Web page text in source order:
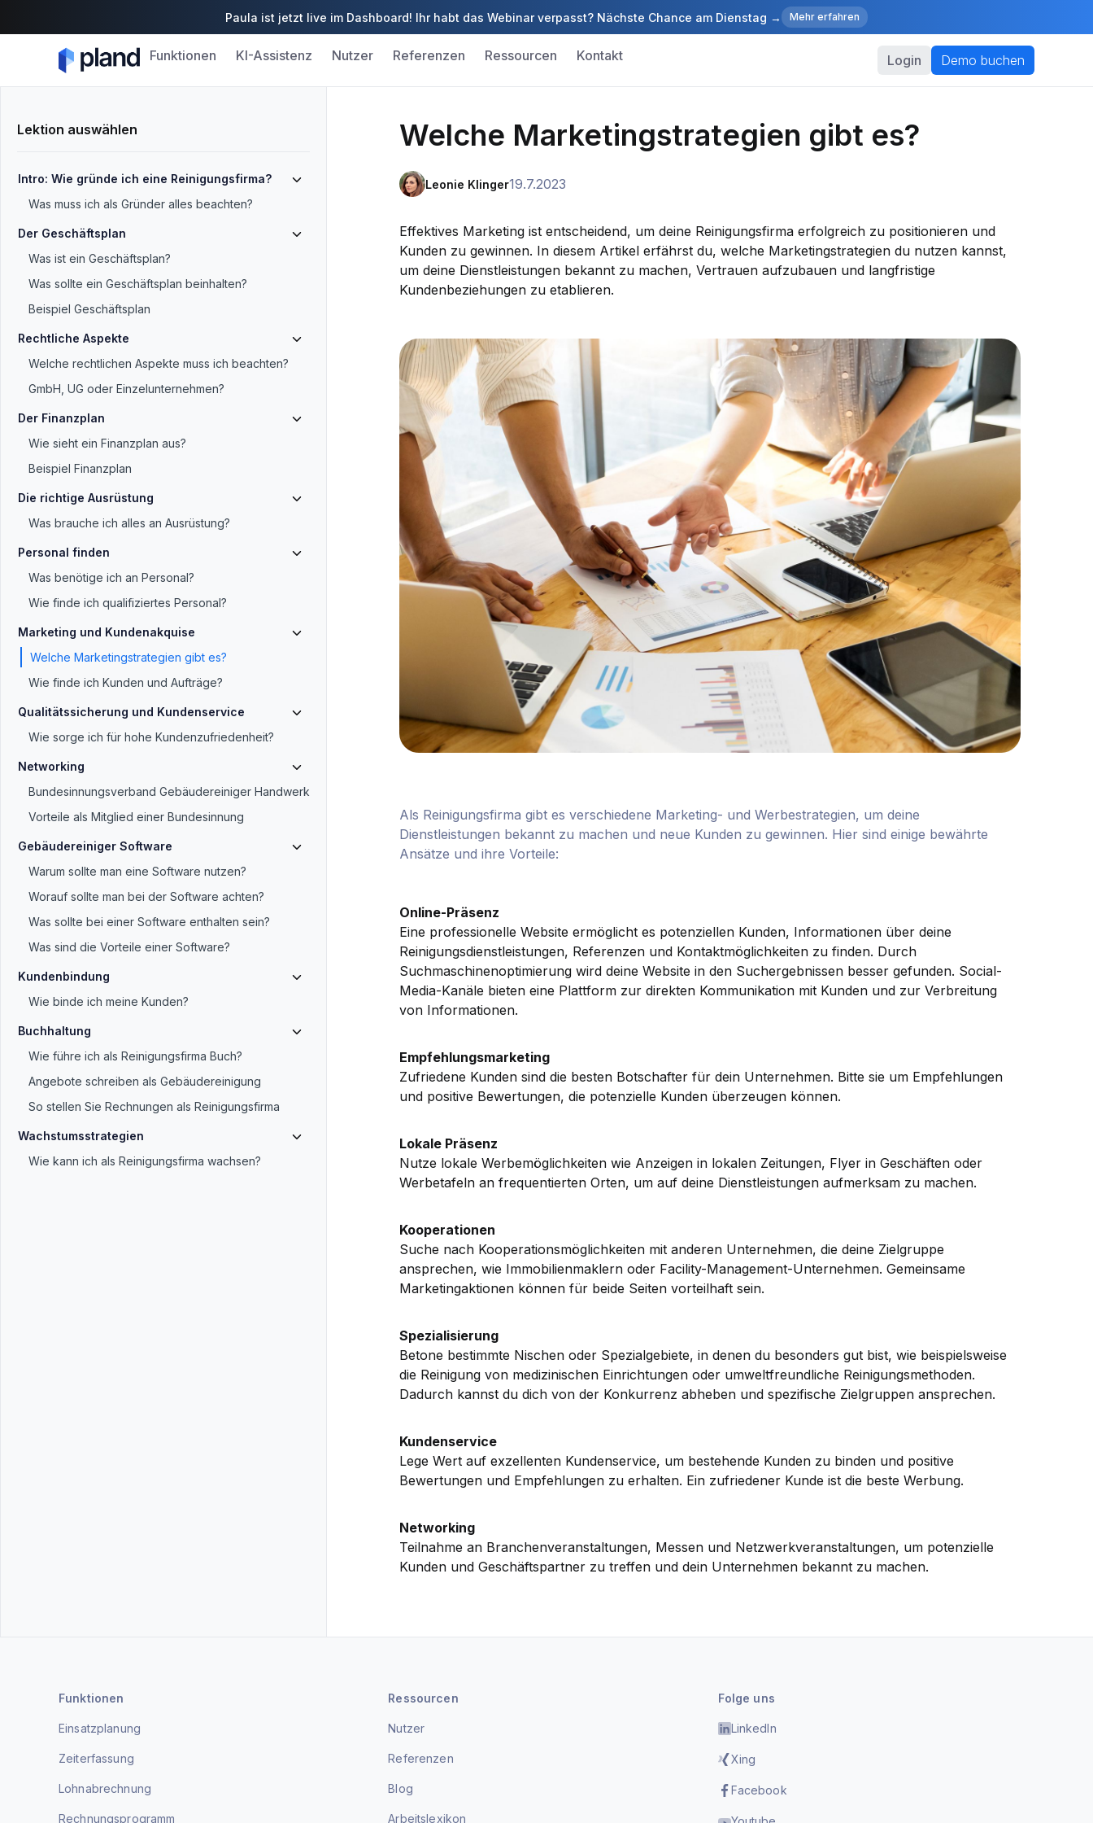
Paula ist jetzt live im Dashboard! Ihr habt das Webinar verpasst? Nächste Chance am Dienstag → Mehr erfahren
Funktionen KI-Assistenz Nutzer Referenzen Ressourcen Kontakt Login Demo buchen
Lektion auswählen
Intro: Wie gründe ich eine Reinigungsfirma?
Was muss ich als Gründer alles beachten?
Der Geschäftsplan
Was ist ein Geschäftsplan?
Was sollte ein Geschäftsplan beinhalten?
Beispiel Geschäftsplan
Rechtliche Aspekte
Welche rechtlichen Aspekte muss ich beachten?
GmbH, UG oder Einzelunternehmen?
Der Finanzplan
Wie sieht ein Finanzplan aus?
Beispiel Finanzplan
Die richtige Ausrüstung
Was brauche ich alles an Ausrüstung?
Personal finden
Was benötige ich an Personal?
Wie finde ich qualifiziertes Personal?
Marketing und Kundenakquise
Welche Marketingstrategien gibt es?
Wie finde ich Kunden und Aufträge?
Qualitätssicherung und Kundenservice
Wie sorge ich für hohe Kundenzufriedenheit?
Networking
Bundesinnungsverband Gebäudereiniger Handwerk
Vorteile als Mitglied einer Bundesinnung
Gebäudereiniger Software
Warum sollte man eine Software nutzen?
Worauf sollte man bei der Software achten?
Was sollte bei einer Software enthalten sein?
Was sind die Vorteile einer Software?
Kundenbindung
Wie binde ich meine Kunden?
Buchhaltung
Wie führe ich als Reinigungsfirma Buch?
Angebote schreiben als Gebäudereinigung
So stellen Sie Rechnungen als Reinigungsfirma
Wachstumsstrategien
Wie kann ich als Reinigungsfirma wachsen?
Welche Marketingstrategien gibt es?
Leonie Klinger19.7.2023
Effektives Marketing ist entscheidend, um deine Reinigungsfirma erfolgreich zu positionieren und
Kunden zu gewinnen. In diesem Artikel erfährst du, welche Marketingstrategien du nutzen kannst,
um deine Dienstleistungen bekannt zu machen, Vertrauen aufzubauen und langfristige
Kundenbeziehungen zu etablieren.
Als Reinigungsfirma gibt es verschiedene Marketing- und Werbestrategien, um deine
Dienstleistungen bekannt zu machen und neue Kunden zu gewinnen. Hier sind einige bewährte
Ansätze und ihre Vorteile:
Online-Präsenz
Eine professionelle Website ermöglicht es potenziellen Kunden, Informationen über deine
Reinigungsdienstleistungen, Referenzen und Kontaktmöglichkeiten zu finden. Durch
Suchmaschinenoptimierung wird deine Website in den Suchergebnissen besser gefunden. Social-
Media-Kanäle bieten eine Plattform zur direkten Kommunikation mit Kunden und zur Verbreitung
von Informationen.
Empfehlungsmarketing
Zufriedene Kunden sind die besten Botschafter für dein Unternehmen. Bitte sie um Empfehlungen
und positive Bewertungen, die potenzielle Kunden überzeugen können.
Lokale Präsenz
Nutze lokale Werbemöglichkeiten wie Anzeigen in lokalen Zeitungen, Flyer in Geschäften oder
Werbetafeln an frequentierten Orten, um auf deine Dienstleistungen aufmerksam zu machen.
Kooperationen
Suche nach Kooperationsmöglichkeiten mit anderen Unternehmen, die deine Zielgruppe
ansprechen, wie Immobilienmaklern oder Facility-Management-Unternehmen. Gemeinsame
Marketingaktionen können für beide Seiten vorteilhaft sein.
Spezialisierung
Betone bestimmte Nischen oder Spezialgebiete, in denen du besonders gut bist, wie beispielsweise
die Reinigung von medizinischen Einrichtungen oder umweltfreundliche Reinigungsmethoden.
Dadurch kannst du dich von der Konkurrenz abheben und spezifische Zielgruppen ansprechen.
Kundenservice
Lege Wert auf exzellenten Kundenservice, um bestehende Kunden zu binden und positive
Bewertungen und Empfehlungen zu erhalten. Ein zufriedener Kunde ist die beste Werbung.
Networking
Teilnahme an Branchenveranstaltungen, Messen und Netzwerkveranstaltungen, um potenzielle
Kunden und Geschäftspartner zu treffen und dein Unternehmen bekannt zu machen.
Funktionen
Einsatzplanung
Zeiterfassung
Lohnabrechnung
Rechnungsprogramm
Ressourcen
Nutzer
Referenzen
Blog
Arbeitslexikon
Folge uns
LinkedIn
Xing
Facebook